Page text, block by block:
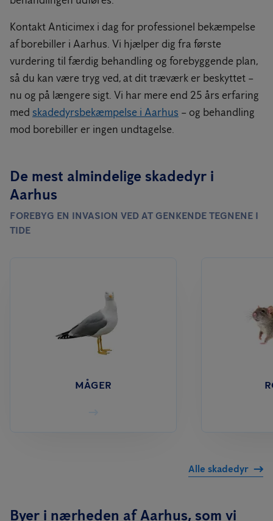
Kontakt Anticimex i dag for professionel bekæmpelse
af borebiller i Aarhus. Vi hjælper dig fra første
vurdering til færdig behandling og forebyggende plan,
så du kan være tryg ved, at dit træværk er beskyttet –
nu og på længere sigt. Vi har mere end 25 års erfaring
med skadedyrsbekæmpelse i Aarhus – og behandling
mod borebiller er ingen undtagelse.
De mest almindelige skadedyr i
Aarhus
FOREBYG EN INVASION VED AT GENKENDE TEGNENE I
TIDE
MÅGER
Alle skadedyr
Byer i nærheden af Aarhus, som vi